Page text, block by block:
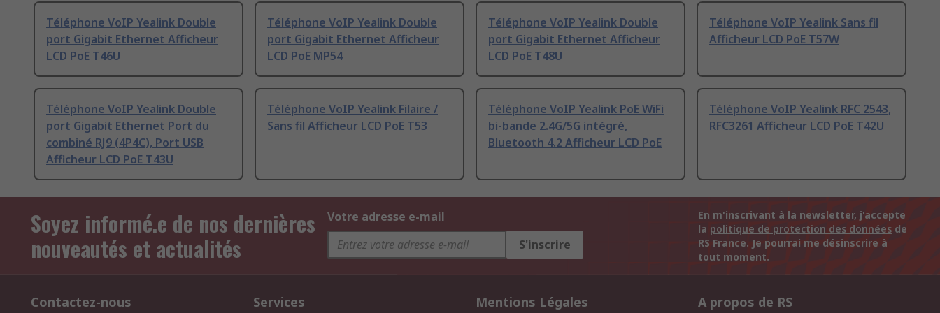
Téléphone VoIP Yealink Double
port Gigabit Ethernet Afficheur
LCD PoE T46U
Téléphone VoIP Yealink Double
port Gigabit Ethernet Afficheur
LCD PoE MP54
Téléphone VoIP Yealink Double
port Gigabit Ethernet Afficheur
LCD PoE T48U
Téléphone VoIP Yealink Sans fil
Afficheur LCD PoE T57W
Téléphone VoIP Yealink Double
port Gigabit Ethernet Port du
combiné RJ9 (4P4C), Port USB
Afficheur LCD PoE T43U
Téléphone VoIP Yealink Filaire /
Sans fil Afficheur LCD PoE T53
Téléphone VoIP Yealink PoE WiFi
bi-bande 2.4G/5G intégré,
Bluetooth 4.2 Afficheur LCD PoE
Téléphone VoIP Yealink RFC 2543,
RFC3261 Afficheur LCD PoE T42U
Soyez informé.e de nos dernières
nouveautés et actualités
Votre adresse e-mail
S'inscrire
En m'inscrivant à la newsletter, j'accepte
la politique de protection des données de
RS France. Je pourrai me désinscrire à
tout moment.
Contactez-nous Services Mentions Légales A propos de RS